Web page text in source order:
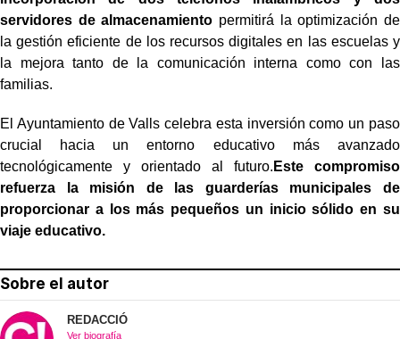
servidores de almacenamiento permitirá la optimización de
la gestión eficiente de los recursos digitales en las escuelas y
la mejora tanto de la comunicación interna como con las
familias.
El Ayuntamiento de Valls celebra esta inversión como un paso
crucial hacia un entorno educativo más avanzado
tecnológicamente y orientado al futuro. Este compromiso
refuerza la misión de las guarderías municipales de
proporcionar a los más pequeños un inicio sólido en su
viaje educativo.
Sobre el autor
REDACCIÓ
Ver biografía